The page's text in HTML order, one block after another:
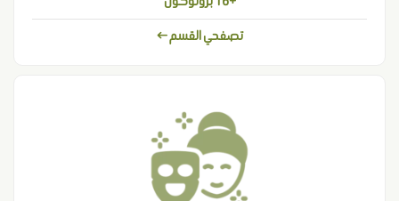
تصفحي القسم ←